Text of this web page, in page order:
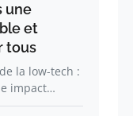
une
et
tous
la low-tech :
impact…